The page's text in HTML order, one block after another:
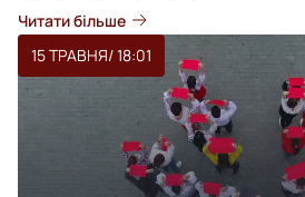
Читати більше
15 ТРАВНЯ/ 18:01